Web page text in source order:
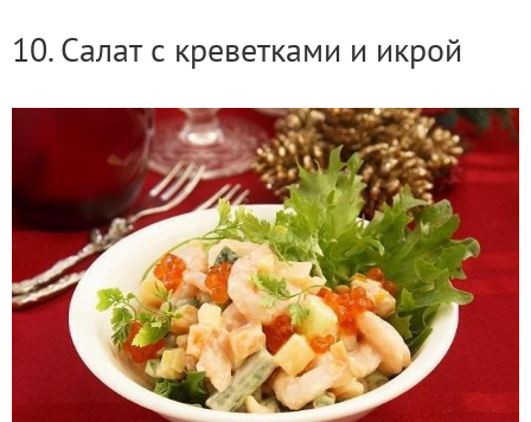
10. Салат с креветками и икрой